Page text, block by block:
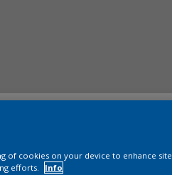
ditt projekt
of cookies on your device to enhance site
efforts.
Info